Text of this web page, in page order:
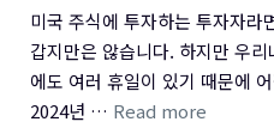
미국 주식에 투자하는 투자자라
갑지만은 않습니다. 하지만 우
에도 여러 휴일이 있기 때문에
2024년 … Read more